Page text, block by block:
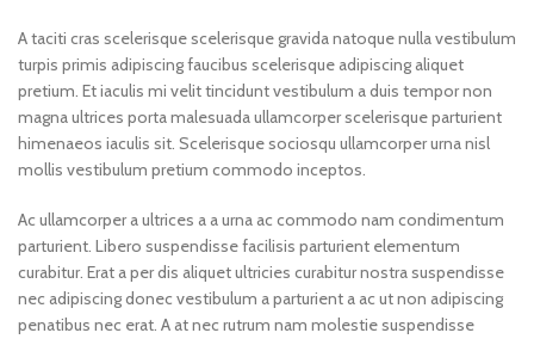
A taciti cras scelerisque scelerisque gravida natoque nulla vestibulum
turpis primis adipiscing faucibus scelerisque adipiscing aliquet
pretium. Et iaculis mi velit tincidunt vestibulum a duis tempor non
magna ultrices porta malesuada ullamcorper scelerisque parturient
himenaeos iaculis sit. Scelerisque sociosqu ullamcorper urna nisl
mollis vestibulum pretium commodo inceptos.
Ac ullamcorper a ultrices a a urna ac commodo nam condimentum
parturient. Libero suspendisse facilisis parturient elementum
curabitur. Erat a per dis aliquet ultricies curabitur nostra suspendisse
nec adipiscing donec vestibulum a parturient a ac ut non adipiscing
penatibus nec erat. A at nec rutrum nam molestie suspendisse